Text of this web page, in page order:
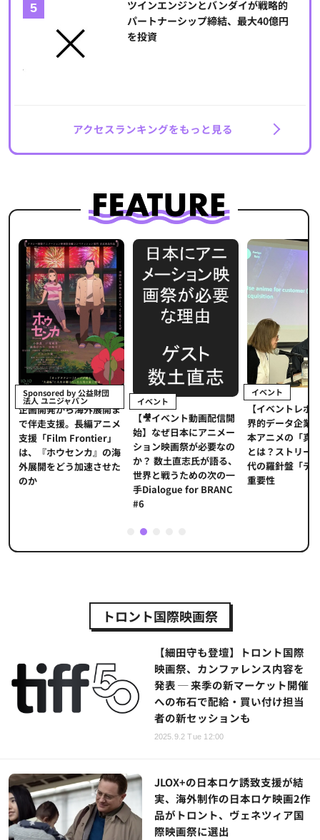
ツインエンジンとバンダイが戦略的
パートナーシップ締結、最大40億円
を投資
アクセスランキングをもっと見る
Sponsored by 公益財団
法人 ユニジャパン
企画開発から海外展開ま
で伴走支援。長編アニメ
支援「Film Frontier」
は、『ホウセンカ』の海
外展開をどう加速させた
のか
イベント
【🎥イベント動画配信開
始】なぜ日本にアニメー
ション映画祭が必要なの
か？ 数土直志氏が語る、
世界と戦うための次の一
手Dialogue for BRANC
#6
イベント
【イベントレポ
界的データ企業
本アニメの「真
とは？ストリー
代の羅針盤「デ
重要性
2
トロント国際映画祭
【細田守も登壇】トロント国際
映画祭、カンファレンス内容を
発表 ─ 来季の新マーケット開催
への布石で配給・買い付け担当
者の新セッションも
2025.9.2 Tue 12:00
JLOX+の日本ロケ誘致支援が結
実、海外制作の日本ロケ映画2作
品がトロント、ヴェネツィア国
際映画祭に選出